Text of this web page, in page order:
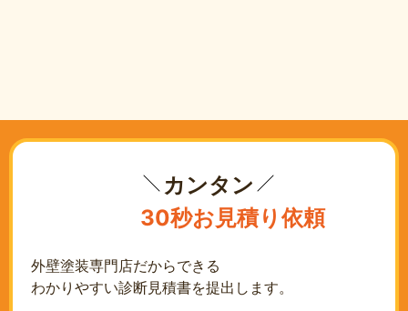
カンタン
30秒お見積り依頼
外壁塗装専門店だからできる
わかりやすい診断見積書を提出します。